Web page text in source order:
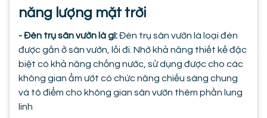
năng lượng mặt trời
- Đèn trụ sân vườn là gì:Đèn trụ sân vườn là loại đèn
được gắn ở sân vườn, lối đi. Nhờ khả năng thiết kế đặc
biệt có khả năng chống nước, sử dụng được cho các
không gian ẩm ướt có chức năng chiếu sáng chung
và tô điểm cho không gian sân vườn thêm phần lung
linh